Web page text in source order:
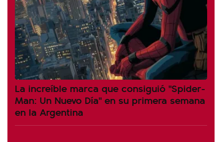
La increíble marca que consiguió "Spider-
Man: Un Nuevo Día" en su primera semana
en la Argentina